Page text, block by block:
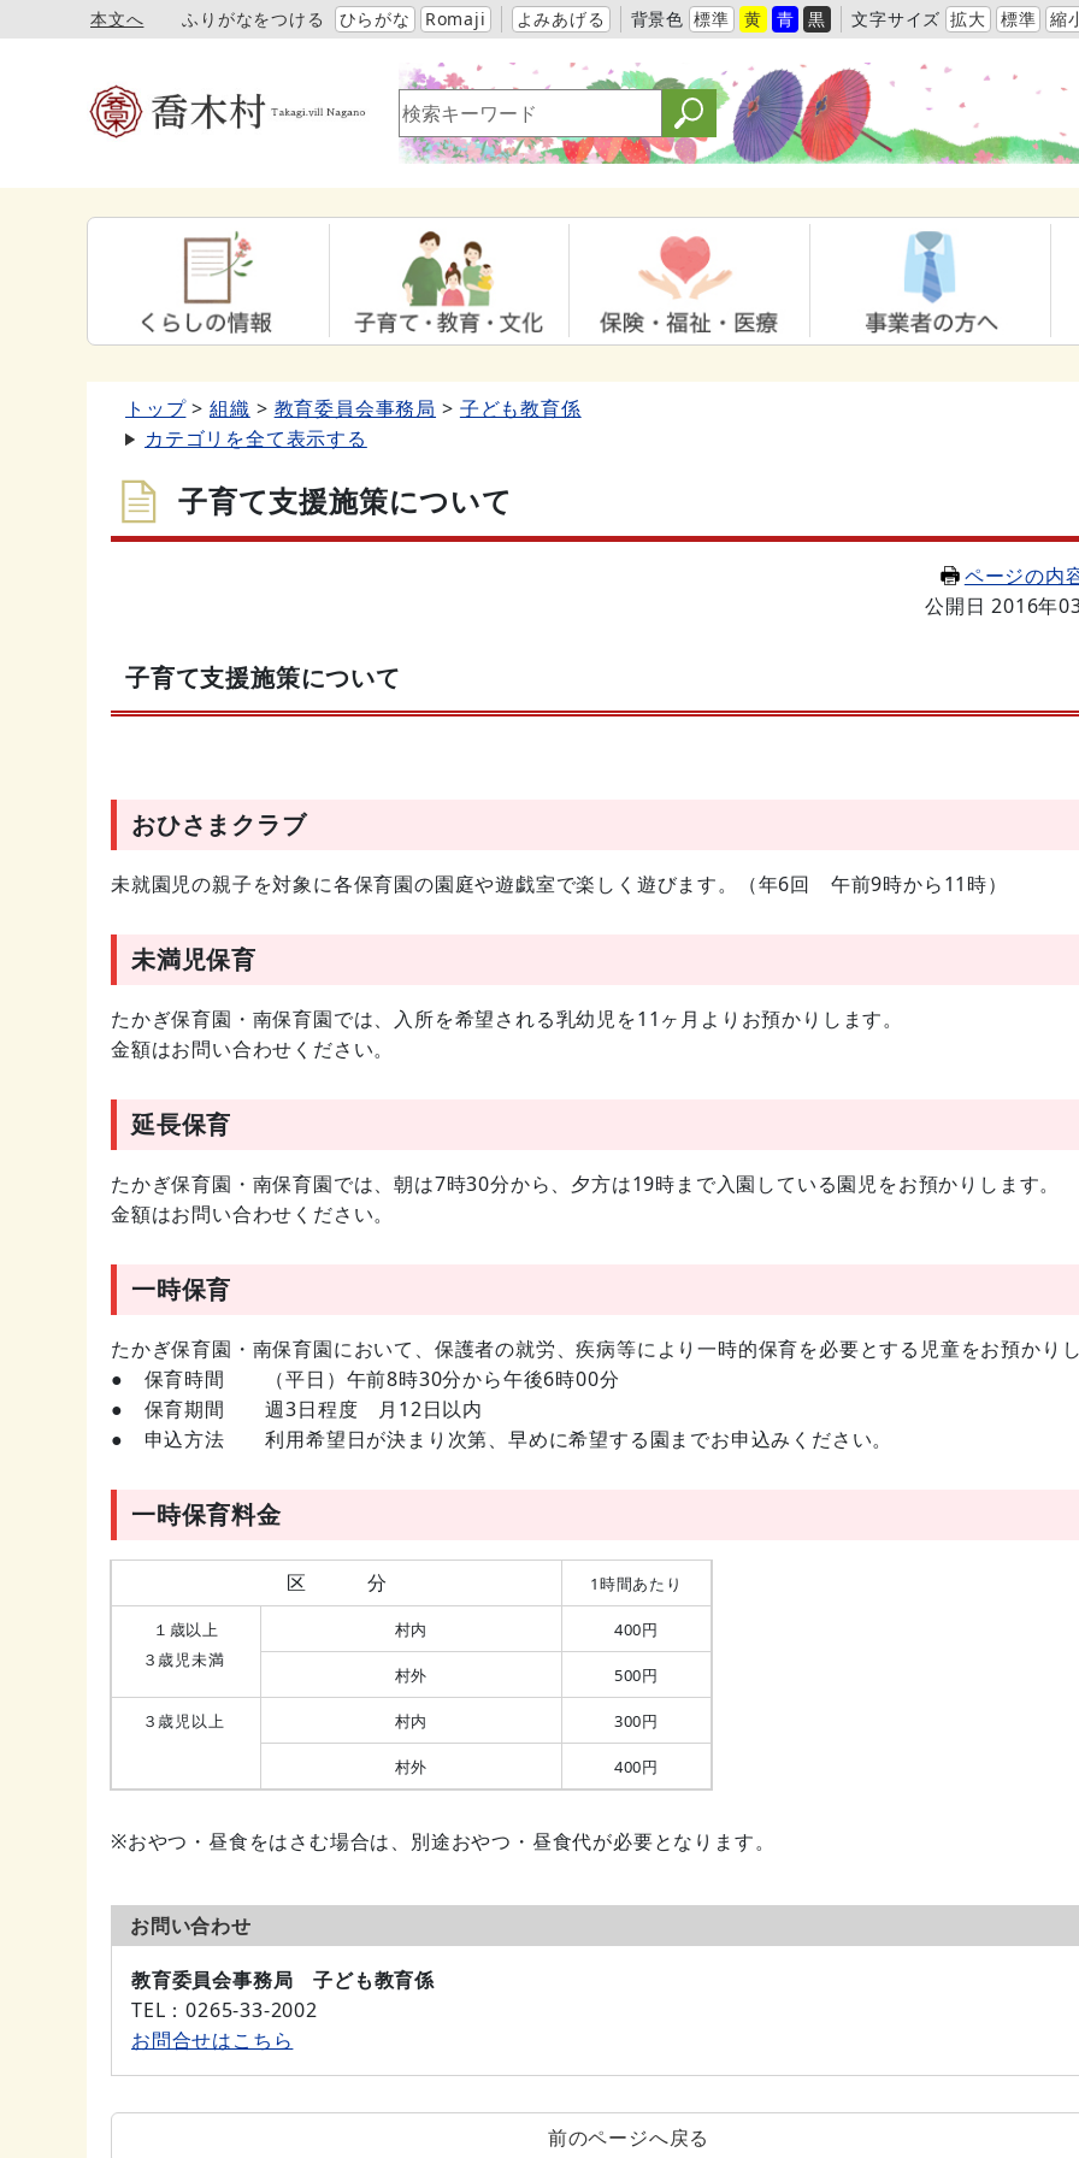
本文へ ふりがなをつける ひらがな Romaji よみあげる 背景色 標準 黄 青 黒 文字サイズ 拡大 標準 縮
トップ 組織 教育委員会事務局
子ども教育係
カテゴリを全て表示する
子育て支援施策について
ページの内
公開日 2016年
子育て支援施策について
おひさまクラブ
未就園児の親子を対象に各保育園の園庭や遊戯室で楽しく遊びます。（年6回 午前9時から11時）
未満児保育
たかぎ保育園・南保育園では、入所を希望される乳幼児を11ヶ月よりお預かりします。
金額はお問い合わせください。
延長保育
たかぎ保育園・南保育園では、朝は7時30分から、夕方は19時まで入園している園児をお預かりします。
金額はお問い合わせください。
一時保育
たかぎ保育園・南保育園において、保護者の就労、疾病等により一時的保育を必要とする児童をお預かり
● 保育時間 （平日）午前8時30分から午後6時00分
● 保育期間 週3日程度 月12日以内
● 申込方法 利用希望日が決まり次第、早めに希望する園までお申込みください。
一時保育料金
区 分 1時間あたり
１歳以上
３歳児未満
村内 400円
村外 500円
３歳児以上 村内 300円
村外 400円
※おやつ・昼食をはさむ場合は、別途おやつ・昼食代が必要となります。
お問い合わせ
教育委員会事務局 子ども教育係
TEL ：0265-33-2002
お問合せはこちら
前のページへ戻る